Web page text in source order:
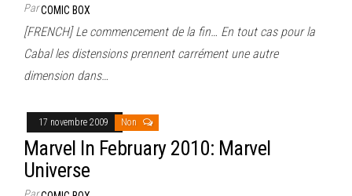
ParCOMIC BOX
[FRENCH] Le commencement de la fin… En tout cas pour la
Cabal les distensions prennent carrément une autre
dimension dans…
17 novembre 2009 Non
Marvel In February 2010: Marvel
Universe
Par